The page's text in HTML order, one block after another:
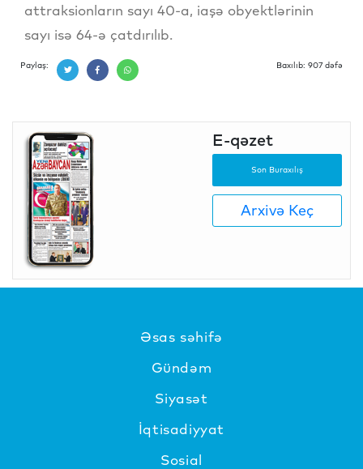
attraksionların sayı 40-a, iaşə obyektlərinin
sayı isə 64-ə çatdırılıb.
Paylaş: Baxılıb: 907 dəfə
E-qəzet
Son Buraxılış
Arxivə Keç
Əsas səhifə
Gündəm
Siyasət
İqtisadiyyat
Sosial